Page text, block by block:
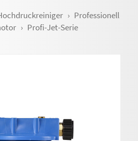
Professionell
Profi-Jet-Serie